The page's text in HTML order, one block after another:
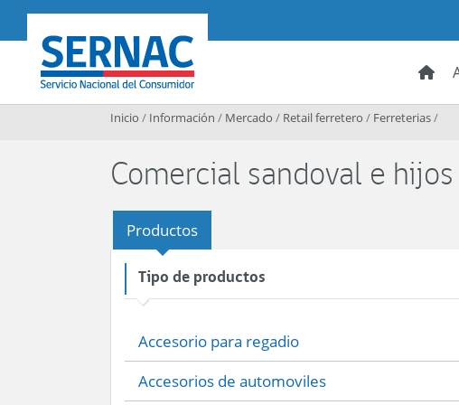
SERNAC
Inicio / Información / Mercado / Retail ferretero / Ferreterias/
Comercial sandoval e
Productos
Tipo de productos
Accesorio para regadio
Accesorios de automoviles